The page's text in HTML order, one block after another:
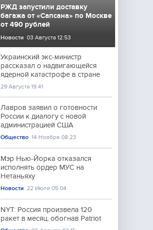
РЖД запустили доставку
багажа от «Сапсана» по Москве
от 490 рублей
Новости 03 Августа 12:53
Украинский экс-министр
рассказал о надвигающейся
ядерной катастрофе в стране
29 Августа 19:41
Лавров заявил о готовности
России к диалогу с новой
администрацией США
Общество 14 Ноября 08:23
Мэр Нью-Йорка отказался
исполнять ордер МУС на
Нетаньяху
Новости 22 Июля 05:04
NYT: Россия произвела 120
ракет в месяц, обогнав Patriot